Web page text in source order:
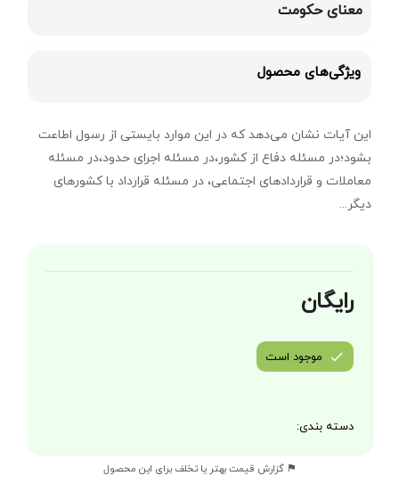
معنای حکومت
ویژگی‌های محصول
این آیات نشان می‌دهد که در این موارد بایستی از رسول اطاعت
بشود؛در مسئله دفاع از کشور،در مسئله اجرای حدود،در مسئله
معاملات و قراردادهای اجتماعی، در مسئله قرارداد با کشورهای
دیگر...
رایگان
موجود است
دسته بندی:
گزارش قیمت بهتر یا تخلف برای این محصول